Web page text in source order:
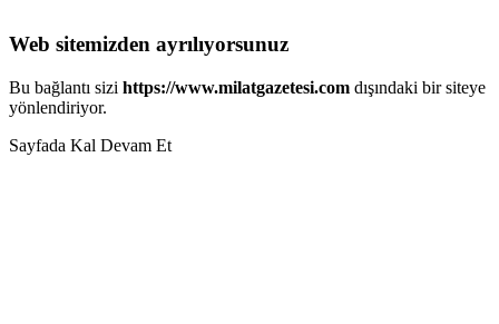
Web sitemizden ayrılıyorsunuz
Bu bağlantı sizi https://www.milatgazetesi.com dışındaki bir siteye
yönlendiriyor.
Sayfada Kal Devam Et